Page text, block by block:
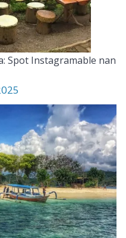
Spot Instagramable nan